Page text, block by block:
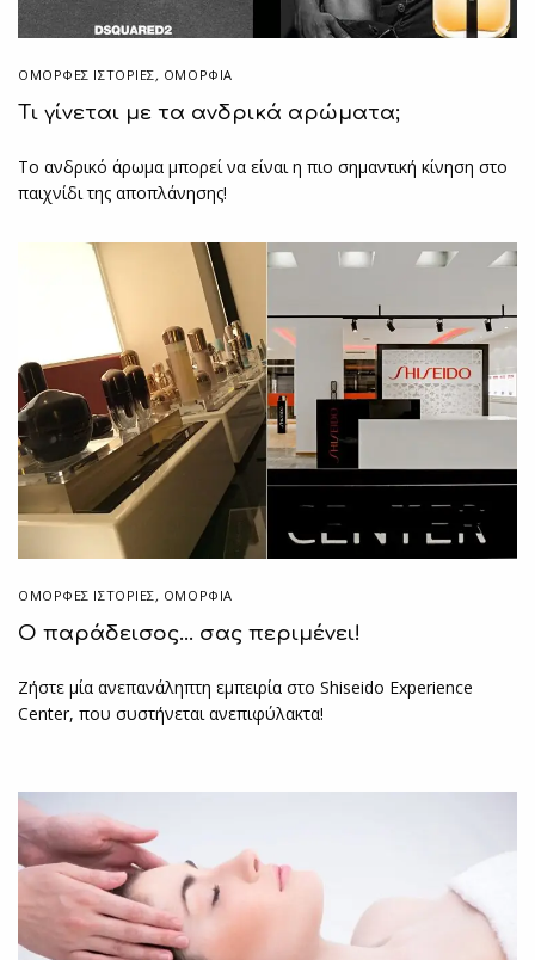
ΌΜΟΡΦΕΣ ΙΣΤΟΡΊΕΣ, ΟΜΟΡΦΙΑ
Τι γίνεται με τα ανδρικά αρώματα;
Το ανδρικό άρωμα μπορεί να είναι η πιο σημαντική κίνηση στο
παιχνίδι της αποπλάνησης!
ΌΜΟΡΦΕΣ ΙΣΤΟΡΊΕΣ, ΟΜΟΡΦΙΑ
Ο παράδεισος… σας περιμένει!
Ζήστε μία ανεπανάληπτη εμπειρία στο Shiseido Experience
Center, που συστήνεται ανεπιφύλακτα!